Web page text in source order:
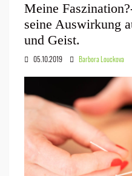
Meine
seine Auswirkung
und Geist.
05.10.2019 Barbora Louckova